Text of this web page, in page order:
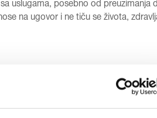
uslugama, posebno od preuzimanja
na ugovor i ne tiču se života,